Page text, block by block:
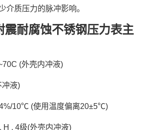
介质压力的脉冲影响。
震耐腐蚀不锈钢压力表主
(外壳内冲液)
冲液)
10℃ (使用温度偏离20±5℃)
H . 4级(外壳内冲液)